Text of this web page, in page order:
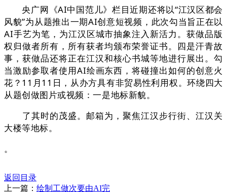
央广网《AI中国范儿》栏目近期还将以“江汉区都会
风貌”为从题推出一期AI创意短视频，此次勾当旨正在以
AI手艺为笔，为江汉区城市抽象注入新活力。获做品版
权归做者所有，所有获者均颁布荣誉证书。四是汗青故
事，获做品还将正在江汉和核心书城等地进行展出。勾
当激励参取者使用AI绘画东西，将碰撞出如何的创意火
花？11月11日，从办方具有非贸易性利用权。环绕四大
从题创做图片或视频：一是地标新貌。
了其时的茂盛。邮箱为，聚焦江汉步行街、江汉关
大楼等地标。
。
返回目录
上一篇： 绘制工做次要由AI完